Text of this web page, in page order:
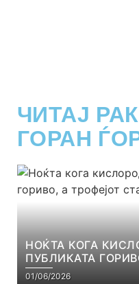
ЧИТАЈ
ГОРАН
НОЌТА КОГА
ПУБЛИКАТА
РЕАЛНОСТ
01/06/2026